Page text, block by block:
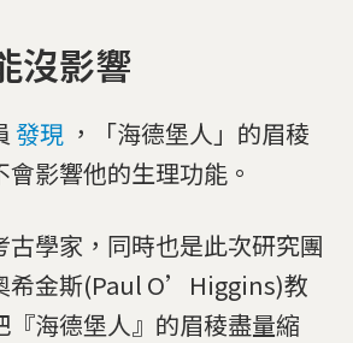
沒影響
發現 ，「海德堡人」的眉稜
影響他的生理功能。
古學家，同時也是此次研究團
希金斯(Paul O’Higgins)教
『海德堡人』的眉稜盡量縮